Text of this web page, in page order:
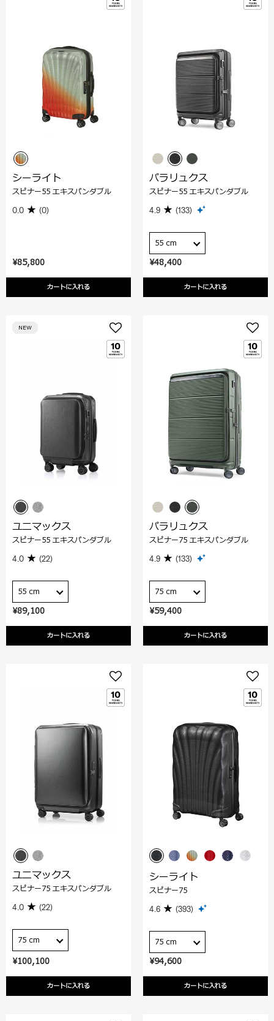
¥85,800
カートに入れる
シーライト
スピナー55 エキスパンダブル
0.0 (0)
¥48,400
カートに入れる
パラリュクス
スピナー55 エキスパンダブル
4.9 (133)
55 cm
¥89,100
カートに入れる
NEW
ユニマックス
スピナー55 エキスパンダブル
4.0 (22)
55 cm
¥59,400
カートに入れる
パラリュクス
スピナー75 エキスパンダブル
4.9 (133)
75 cm
¥100,100
カートに入れる
ユニマックス
スピナー75 エキスパンダブル
4.0 (22)
75 cm
¥94,600
カートに入れる
シーライト
スピナー75
4.6 (393)
75 cm